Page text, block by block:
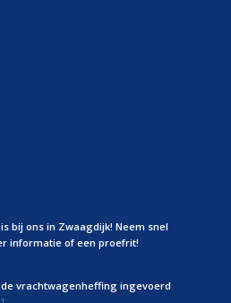
bij ons in Zwaagdijk! Neem snel
informatie of een proefrit!
de vrachtwagenheffing ingevoerd